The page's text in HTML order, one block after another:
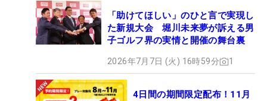
「助けてほしい」のひと言で実現し
た新規大会 堀川未来夢が訴える男
子ゴルフ界の実情と開催の舞台裏
2026年7月7日 (火) 16時59分 1
4日間の期間限定配布！11月